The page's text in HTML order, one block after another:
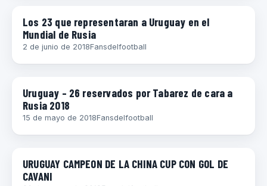
Los 23 que representaran a Uruguay en el
Mundial de Rusia
2 de junio de 2018Fansdelfootball
Uruguay – 26 reservados por Tabarez de cara a
Rusia 2018
15 de mayo de 2018Fansdelfootball
URUGUAY CAMPEON DE LA CHINA CUP CON GOL DE
CAVANI